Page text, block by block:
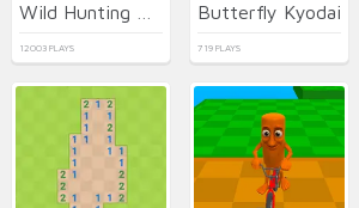
12003 PLAYS
Butterfly Kyodai
719 PLAYS